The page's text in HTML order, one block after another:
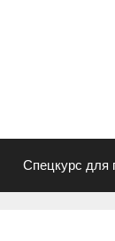
Спецкурс для